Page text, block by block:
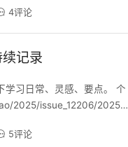
几个小目标。 人际交往方
的结交新朋友的想法，大部
的
4评论
记录
学习日常、灵感、要点。 个
2025/issue_12206/20250
来说，人的自利偏差会导致
5评论